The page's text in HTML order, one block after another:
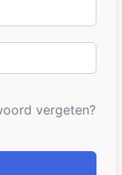
vergeten?